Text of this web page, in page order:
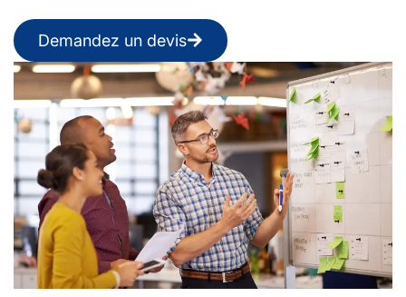
Demandez un devis